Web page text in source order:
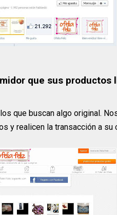
que sus productos
que buscan algo original.
y realicen la transacción a su